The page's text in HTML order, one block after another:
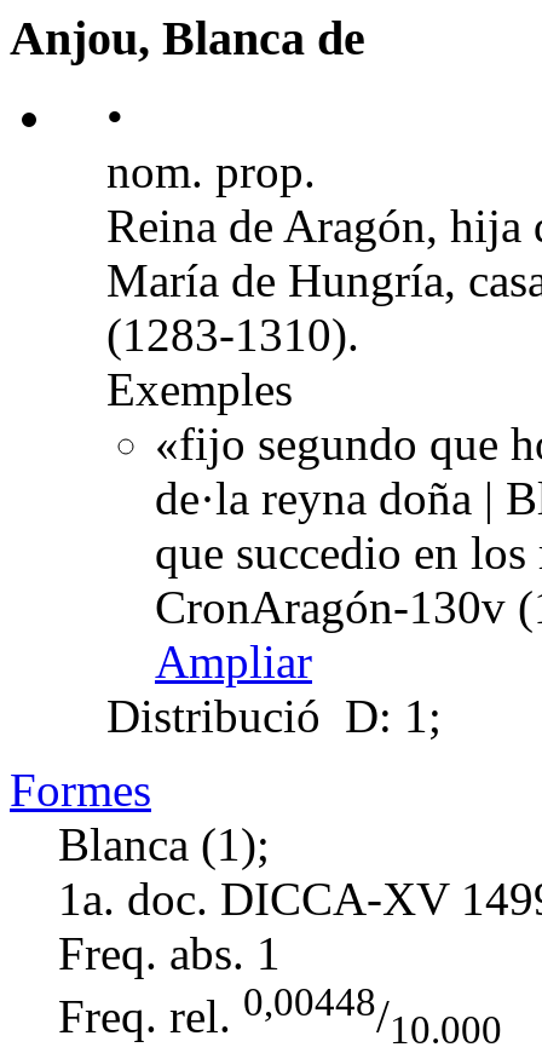
Anjou, Blanca de
•
nom. prop.
Reina de Aragón, hija
María de Hungría,
(1283-1310).
Exemples
«fijo segundo que
de·la reyna doña |
que succedio en
CronAragón-130v
Ampliar
Distribució D: 1;
Formes
Blanca (1);
1a. doc. DICCA-XV
Freq. abs. 1
Freq. rel. 0,00448/10.000